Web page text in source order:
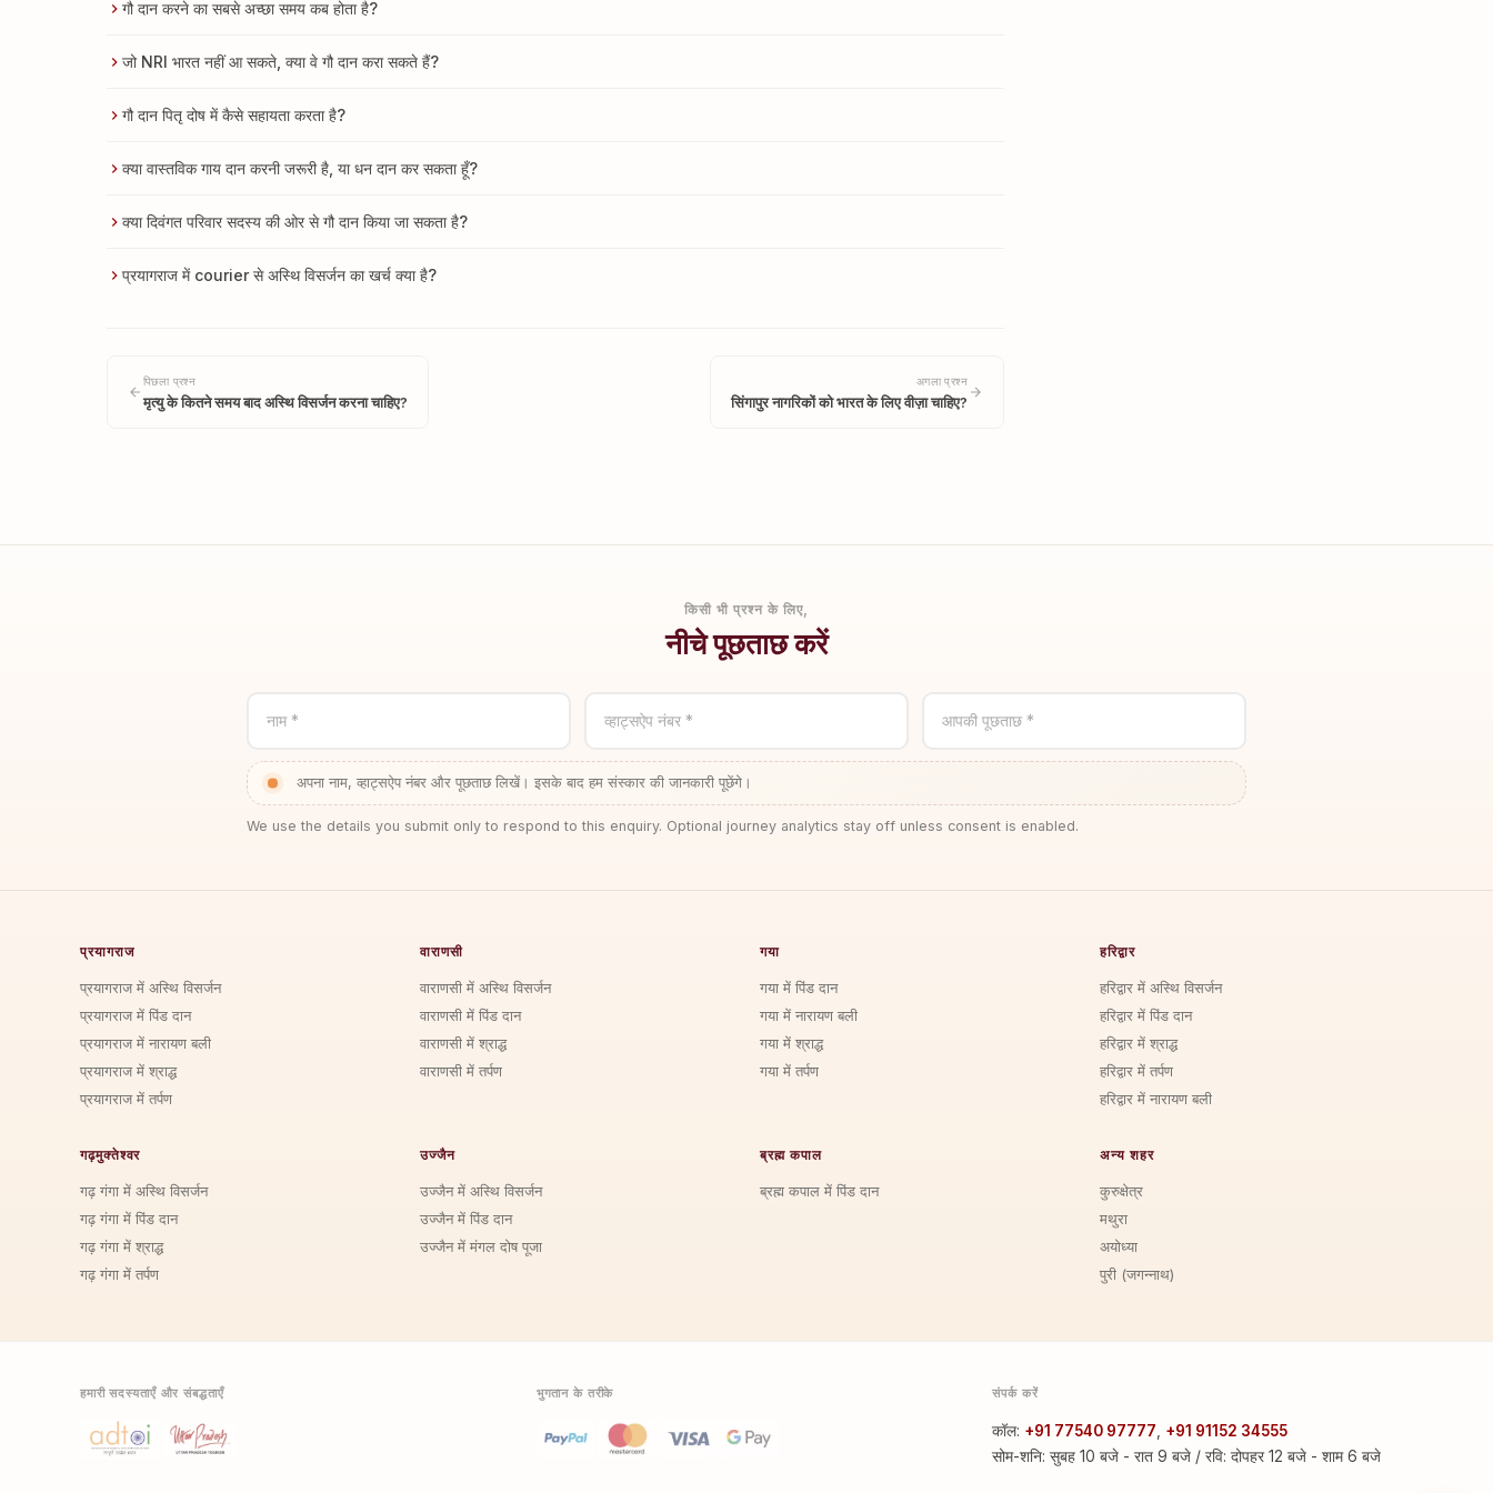
गौ दान करने का सबसे अच्छा समय कब होता है?
जो NRI भारत नहीं आ सकते, क्या वे गौ दान करा सकते हैं?
गौ दान पितृ दोष में कैसे सहायता करता है?
क्या वास्तविक गाय दान करनी जरूरी है, या धन दान कर सकता हूँ?
क्या दिवंगत परिवार सदस्य की ओर से गौ दान किया जा सकता है?
प्रयागराज में courier से अस्थि विसर्जन का खर्च क्या है?
पिछला प्रश्न
मृत्यु के कितने समय बाद अस्थि विसर्जन करना चाहिए?
अगला प्रश्न
सिंगापुर नागरिकों को भारत के लिए वीज़ा चाहिए?
किसी भी प्रश्न के लिए,
नीचे पूछताछ करें
नाम * व्हाट्सऐप नंबर * आपकी पूछताछ *
अपना नाम, व्हाट्सऐप नंबर और पूछताछ लिखें। इसके बाद हम संस्कार की जानकारी पूछेंगे।
We use the details you submit only to respond to this enquiry. Optional journey analytics stay off unless consent is enabled.
प्रयागराज
प्रयागराज में अस्थि विसर्जन
प्रयागराज में पिंड दान
प्रयागराज में नारायण बली
प्रयागराज में श्राद्ध
प्रयागराज में तर्पण
वाराणसी
वाराणसी में अस्थि विसर्जन
वाराणसी में पिंड दान
वाराणसी में श्राद्ध
वाराणसी में तर्पण
गया
गया में पिंड दान
गया में नारायण बली
गया में श्राद्ध
गया में तर्पण
हरिद्वार
हरिद्वार में अस्थि विसर्जन
हरिद्वार में पिंड दान
हरिद्वार में श्राद्ध
हरिद्वार में तर्पण
हरिद्वार में नारायण बली
गढ़मुक्तेश्वर
गढ़ गंगा में अस्थि विसर्जन
गढ़ गंगा में पिंड दान
गढ़ गंगा में श्राद्ध
गढ़ गंगा में तर्पण
उज्जैन
उज्जैन में अस्थि विसर्जन
उज्जैन में पिंड दान
उज्जैन में मंगल दोष पूजा
ब्रह्म कपाल
ब्रह्म कपाल में पिंड दान
अन्य शहर
कुरुक्षेत्र
मथुरा
अयोध्या
पुरी (जगन्नाथ)
हमारी सदस्यताएँ और संबद्धताएँ भुगतान के तरीके संपर्क करें
कॉल: +91 77540 97777
+91 91152 34555
सोम-शनि: सुबह 10 बजे - रात 9 बजे / रवि: दोपहर 12 बजे - शाम 6 बजे